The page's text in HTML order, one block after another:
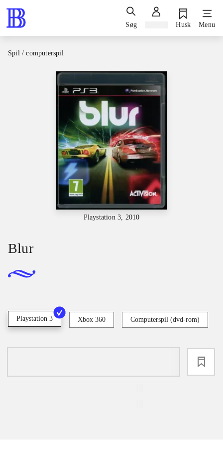
Søg Husk Menu
Spil / computerspil
Playstation 3, 2010
Blur
Playstation 3 Xbox 360 Computerspil (dvd-rom)